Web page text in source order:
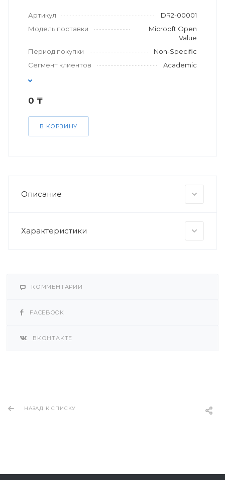
Артикул
DR2-00001
Модель поставки
Microoft Open
Value
Период покупки
Non-Specific
Сегмент клиентов
Academic
0 ₸
В КОРЗИНУ
Описание
Характеристики
КОММЕНТАРИИ
FACEBOOK
ВКОНТАКТЕ
НАЗАД К СПИСКУ